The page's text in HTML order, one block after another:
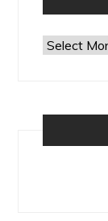
Arhiva